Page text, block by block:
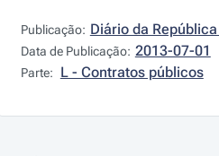
Publicação: Diário da
Data de Publicação: 2013-07-01
Parte: L - Contratos públicos